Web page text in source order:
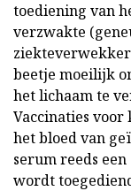
toediening van
verzwakte
beetje moeilijk
het lichaam te
Vaccinaties voor
het bloed van
serum reeds
wordt